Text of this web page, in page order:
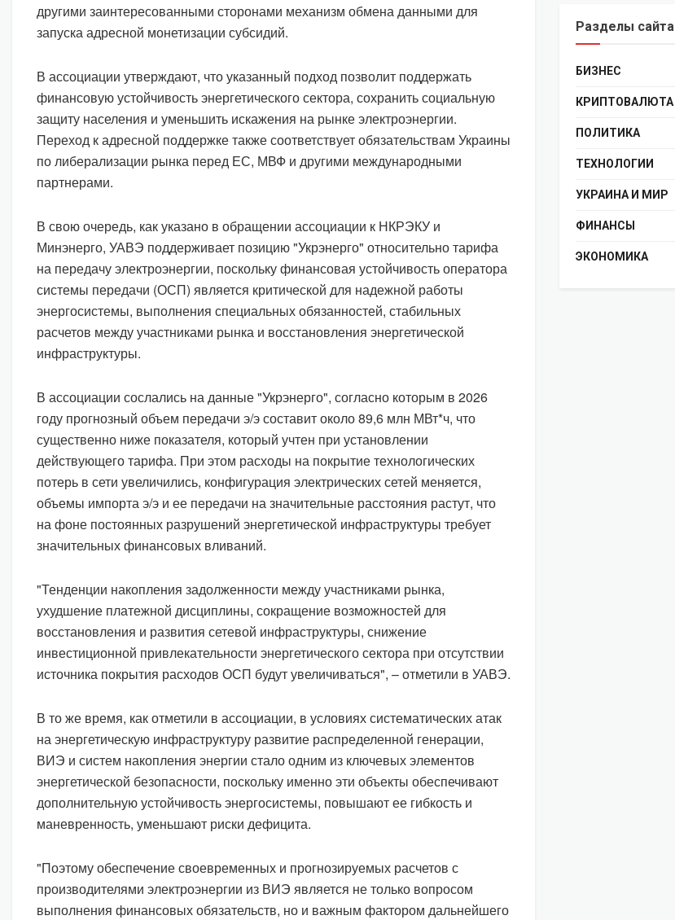
другими заинтересованными сторонами механизм обмена данными для
запуска адресной монетизации субсидий.
В ассоциации утверждают, что указанный подход позволит поддержать
финансовую устойчивость энергетического сектора, сохранить социальную
защиту населения и уменьшить искажения на рынке электроэнергии.
Переход к адресной поддержке также соответствует обязательствам Украины
по либерализации рынка перед ЕС, МВФ и другими международными
партнерами.
В свою очередь, как указано в обращении ассоциации к НКРЭКУ и
Минэнерго, УАВЭ поддерживает позицию "Укрэнерго" относительно тарифа
на передачу электроэнергии, поскольку финансовая устойчивость оператора
системы передачи (ОСП) является критической для надежной работы
энергосистемы, выполнения специальных обязанностей, стабильных
расчетов между участниками рынка и восстановления энергетической
инфраструктуры.
В ассоциации сослались на данные "Укрэнерго", согласно которым в 2026
году прогнозный объем передачи э/э составит около 89,6 млн МВт*ч, что
существенно ниже показателя, который учтен при установлении
действующего тарифа. При этом расходы на покрытие технологических
потерь в сети увеличились, конфигурация электрических сетей меняется,
объемы импорта э/э и ее передачи на значительные расстояния растут, что
на фоне постоянных разрушений энергетической инфраструктуры требует
значительных финансовых вливаний.
"Тенденции накопления задолженности между участниками рынка,
ухудшение платежной дисциплины, сокращение возможностей для
восстановления и развития сетевой инфраструктуры, снижение
инвестиционной привлекательности энергетического сектора при отсутствии
источника покрытия расходов ОСП будут увеличиваться", – отметили в УАВЭ.
В то же время, как отметили в ассоциации, в условиях систематических атак
на энергетическую инфраструктуру развитие распределенной генерации,
ВИЭ и систем накопления энергии стало одним из ключевых элементов
энергетической безопасности, поскольку именно эти объекты обеспечивают
дополнительную устойчивость энергосистемы, повышают ее гибкость и
маневренность, уменьшают риски дефицита.
"Поэтому обеспечение своевременных и прогнозируемых расчетов с
производителями электроэнергии из ВИЭ является не только вопросом
выполнения финансовых обязательств, но и важным фактором дальнейшего
Разделы сайта
БИЗНЕС
КРИПТОВАЛЮТА
ПОЛИТИКА
ТЕХНОЛОГИИ
УКРАИНА И МИР
ФИНАНСЫ
ЭКОНОМИКА